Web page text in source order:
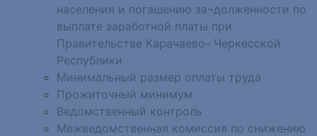
населения и погашению за¬долженности по
выплате заработной платы при
Правительстве Карачаево- Черкесской
Республики
Минимальный размер оплаты труда
Прожиточный минимум
Ведомственный контроль
Межведомственная комиссия по снижению